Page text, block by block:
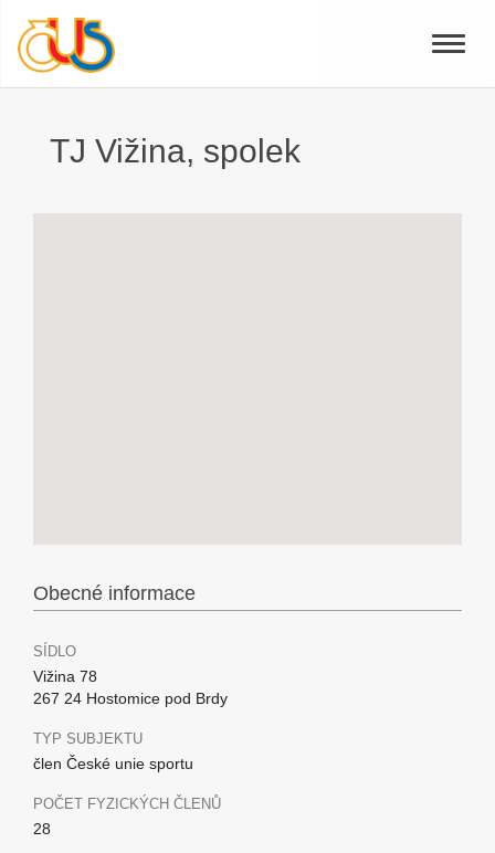
Toggle
TJ Vižina, spolek
Obecné informace
SÍDLO
Vižina 78
267 24 Hostomice pod Brdy
TYP SUBJEKTU
člen České unie sportu
POČET FYZICKÝCH ČLENŮ
28